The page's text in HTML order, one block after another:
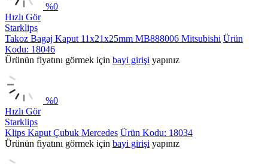
%0
Hızlı Gör
Starklips
Takoz Bagaj Kaput 11x21x25mm MB888006 Mitsubishi Ürün
Kodu: 18046
Ürünün fiyatını görmek için bayi girişi yapınız
%0
Hızlı Gör
Starklips
Klips Kaput Çubuk Mercedes Ürün Kodu: 18034
Ürünün fiyatını görmek için bayi girişi yapınız